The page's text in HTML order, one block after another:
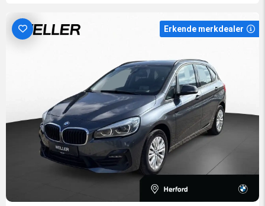
Erkende merkdealer